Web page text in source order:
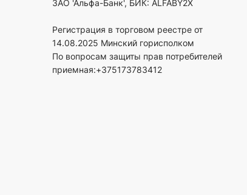
ЗАО 'Альфа-Банк', БИК: ALFABY2X
Регистрация в торговом реестре от
14.08.2025 Минский горисполком
По вопросам защиты прав потребителей
приемная:+375173783412